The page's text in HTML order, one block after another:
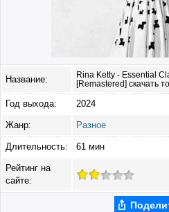
Название:
Rina Ketty - Essential
[Remastered] скачать
Год выхода: 2024
Жанр: Разное
Длительность: 61 мин
Рейтинг на
сайте: